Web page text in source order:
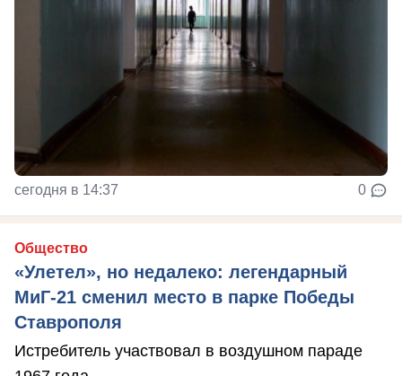
сегодня в 14:37 0
Общество
«Улетел», но недалеко: легендарный
МиГ-21 сменил место в парке Победы
Ставрополя
Истребитель участвовал в воздушном параде